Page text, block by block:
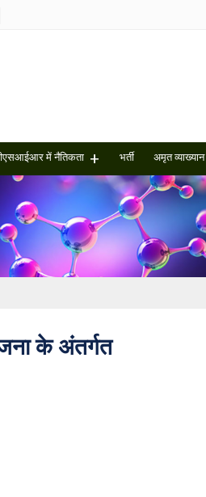
में नैतिकता भर्ती अमृत ​​व्याख्यान
के अंतर्गत